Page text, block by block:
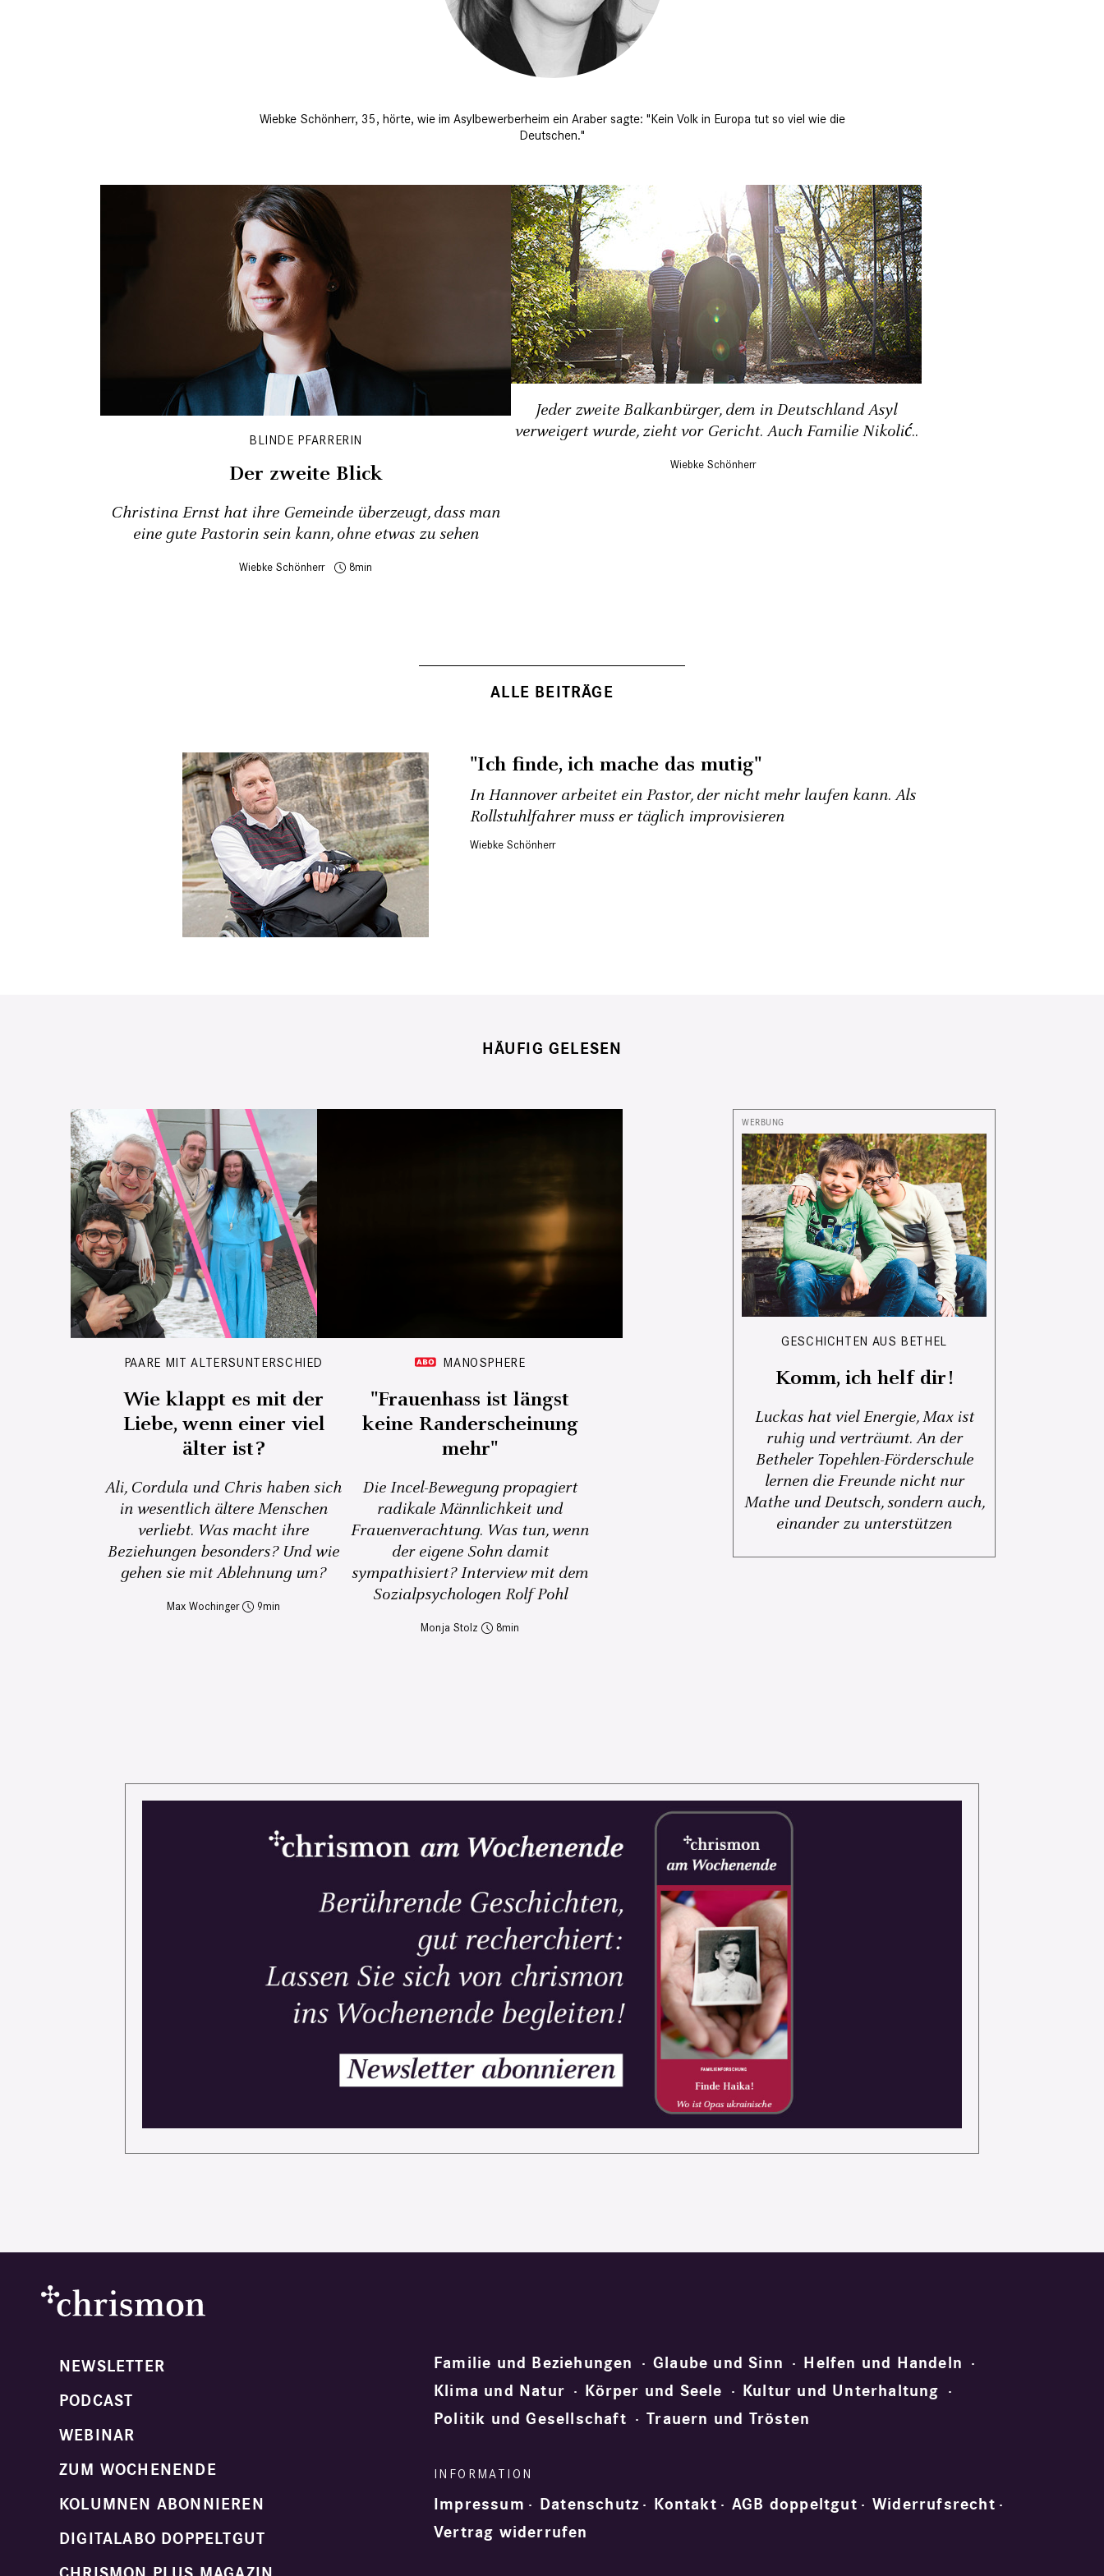
Wiebke Schönherr, 35, hörte, wie im Asyl­bewerberheim ein Araber sagte: "Kein Volk in Europa tut so viel wie die
Deutschen."
BLINDE PFARRERIN
Der zweite Blick
Christina Ernst hat ihre Gemeinde überzeugt, dass man
eine gute Pastorin sein kann, ohne etwas zu sehen
Wiebke Schönherr 8
Jeder zweite Balkanbürger, dem in Deutschland Asyl
verweigert wurde, zieht vor Gericht. Auch Familie Nikolić..
Wiebke Schönherr
ALLE BEITRÄGE
"Ich finde, ich mache das mutig"
In Hannover arbeitet ein Pastor, der nicht mehr laufen kann. Als
Rollstuhlfahrer muss er täglich improvisieren
Wiebke Schönherr
HÄUFIG GELESEN
PAARE MIT ALTERSUNTERSCHIED
Wie klappt es mit der
Liebe, wenn einer viel
älter ist?
Ali, Cordula und Chris haben sich
in wesentlich ältere Menschen
verliebt. Was macht ihre
Beziehungen besonders? Und wie
gehen sie mit Ablehnung um?
Max Wochinger 9
MANOSPHERE
"Frauenhass ist längst
keine Randerscheinung
mehr"
Die Incel-Bewegung propagiert
radikale Männlichkeit und
Frauenverachtung. Was tun, wenn
der eigene Sohn damit
sympathisiert? Interview mit dem
Sozialpsychologen Rolf Pohl
Monja Stolz 8
GESCHICHTEN AUS BETHEL
Komm, ich helf dir!
Luckas hat viel Energie, Max ist
ruhig und verträumt. An der
Betheler Topehlen-Förderschule
lernen die Freunde nicht nur
Mathe und Deutsch, sondern auch,
einander zu unterstützen
NEWSLETTER
PODCAST
WEBINAR
ZUM WOCHENENDE
KOLUMNEN ABONNIEREN
DIGITALABO DOPPELTGUT
Familie und Beziehungen Glaube und Sinn
Helfen und Handeln
Klima und Natur
Körper und Seele
Kultur und Unterhaltung
Politik und Gesellschaft
Trauern und Trösten
Impressum Datenschutz Kontakt AGB doppeltgut
Widerrufsrecht
Vertrag widerrufen